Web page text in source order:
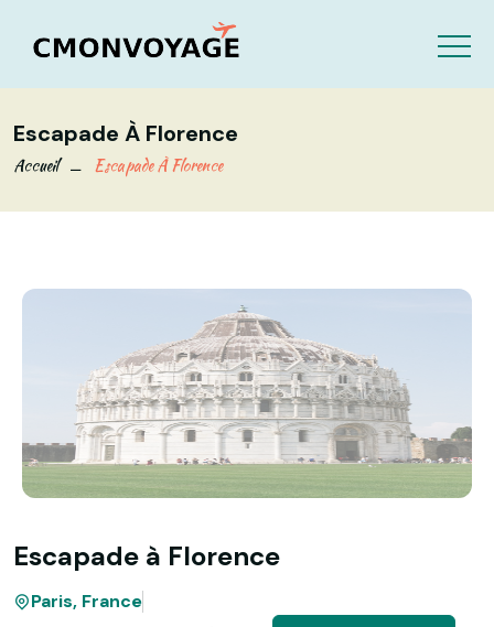
Escapade À Florence
Accueil Escapade À Florence
Escapade à Florence
Paris, France